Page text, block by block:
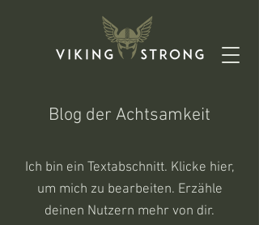
Blog der Achtsamkeit
Ich bin ein Textabschnitt. Klicke hier,
um mich zu bearbeiten. Erzähle
deinen Nutzern mehr von dir.